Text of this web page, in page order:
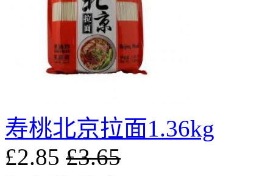
寿桃北京拉面1.36kg
£2.85 £3.65